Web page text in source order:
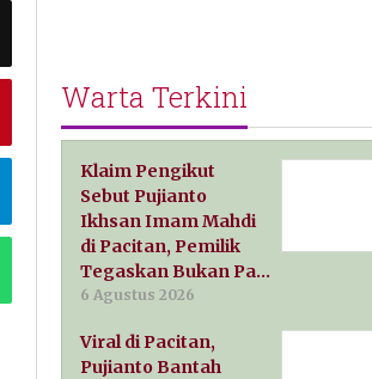
Warta Terkini
Klaim Pengikut
Sebut Pujianto
Ikhsan Imam Mahdi
di Pacitan, Pemilik
Tegaskan Bukan Pa…
6 Agustus 2026
Viral di Pacitan,
Pujianto Bantah